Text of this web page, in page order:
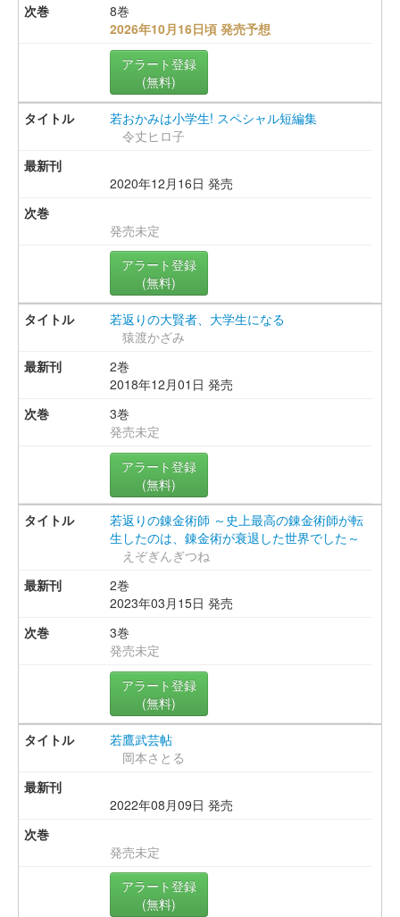
8巻
2026年10月16日頃 発売予想
アラート登録
(無料)
若おかみは小学生! スペシャル短編集
令丈ヒロ子
2020年12月16日 発売
発売未定
アラート登録
(無料)
若返りの大賢者、大学生になる
猿渡かざみ
2巻
2018年12月01日 発売
3巻
発売未定
アラート登録
(無料)
若返りの錬金術師 ～史上最高の錬金術師が転
生したのは、錬金術が衰退した世界でした～
えぞぎんぎつね
2巻
2023年03月15日 発売
3巻
発売未定
アラート登録
(無料)
若鷹武芸帖
岡本さとる
2022年08月09日 発売
発売未定
アラート登録
(無料)